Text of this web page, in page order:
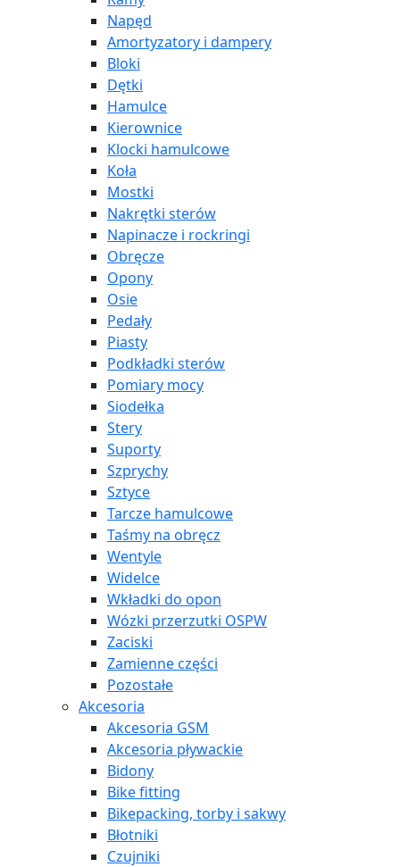
Napęd
Amortyzatory i dampery
Bloki
Dętki
Hamulce
Kierownice
Klocki hamulcowe
Koła
Mostki
Nakrętki sterów
Napinacze i rockringi
Obręcze
Opony
Osie
Pedały
Piasty
Podkładki sterów
Pomiary mocy
Siodełka
Stery
Suporty
Szprychy
Sztyce
Tarcze hamulcowe
Taśmy na obręcz
Wentyle
Widelce
Wkładki do opon
Wózki przerzutki OSPW
Zaciski
Zamienne części
Pozostałe
Akcesoria
Akcesoria GSM
Akcesoria pływackie
Bidony
Bike fitting
Bikepacking, torby i sakwy
Błotniki
Czujniki